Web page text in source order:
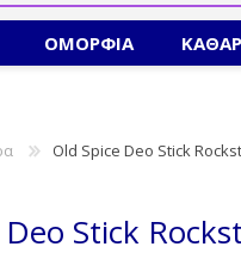
ΟΜΟΡΦΙΑ
Old Spice Deo Stick
Stick